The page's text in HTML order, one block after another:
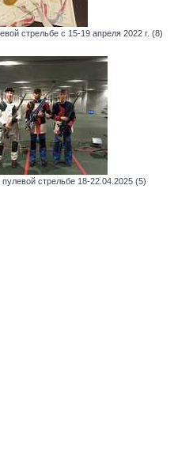
стрельбе с 15-19 апреля 2022 г. (8)
стрельбе 18-22.04.2025 (5)